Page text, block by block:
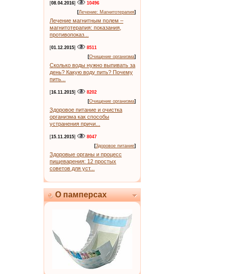
[08.04.2016]
10496
[Лечение: Магнитотерапия]
Лечение магнитным полем –
магнитотерапия: показания,
противопоказ...
[01.12.2015]
8511
[Очищение организма]
Сколько воды нужно выпивать за
день? Какую воду пить? Почему
пить...
[16.11.2015]
8202
[Очищение организма]
Здоровое питание и очистка
организма как способы
устранения причи...
[15.11.2015]
8047
[Здоровое питание]
Здоровые органы и процесс
пищеварения: 12 простых
советов для уст...
О памперсах